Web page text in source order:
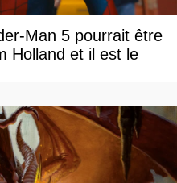
Man 5 pourrait être
et il est le